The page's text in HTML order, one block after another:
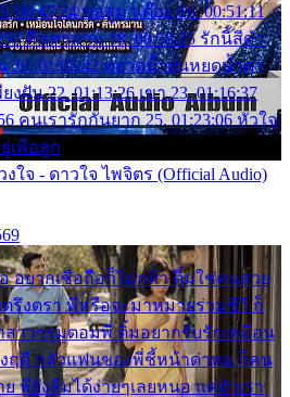
00:47:24 ขอสูมาเต๊อะ 16. 00:51:11
คืนทรมาน 18. 00:58:25 รักนี้สีดำ
20. 01:05:42 หยาดน้ำฝนหยดน้ำตา
งฝัน 22. 01:13:26 เขา 23. 01:16:37
คนเรารักกันยาก 25. 01:23:06 หัวใจ
ยู่เพื่อลูก
งใจ - ดาวใจ ไพจิตร (Official Audio)
อยากเชื่อถือก็ไม่กล้า ติ๋มใช่คนสวย
รึงตรา พี่หรือจะมาหมายร่วมชีวี ก็
สาวๆรุมตอมพี่ ติ๋มอยากรับรักเหมือน
ฤดี กลัวแฟนของพี่ชี้หน้าด่าทอ ก็คน
พี่ยังลืมได้ง่ายๆเลยหนอ แค่ตัวเรา